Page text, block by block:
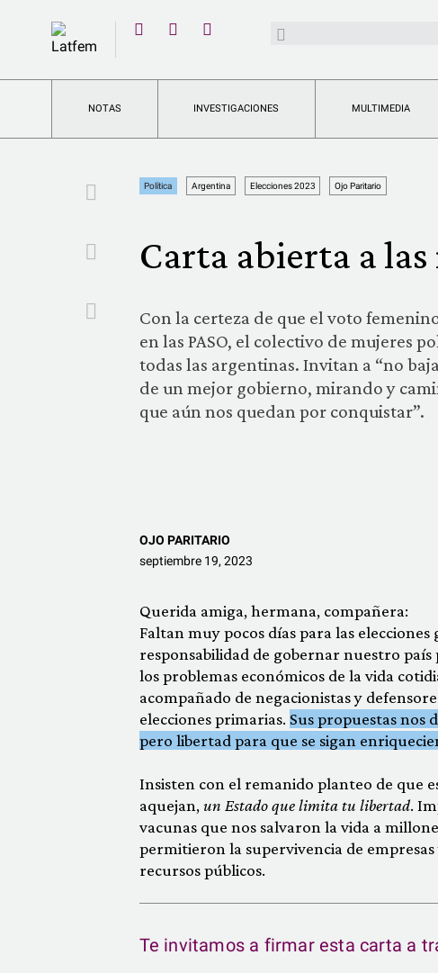
YouTubeBuscar:
NOTAS INVESTIGACIONES MULTIMEDIA
Facebook
Twitter
Email
Política Argentina Elecciones 2023 Ojo Paritario
Carta abierta a
Con la certeza de que el voto
en las PASO, el colectivo de mujeres
todas las argentinas. Invitan a “no
de un mejor gobierno, mirando y
que aún nos quedan por conquistar”.
OJO PARITARIO
septiembre 19, 2023
Querida amiga, hermana, compañera:
Faltan muy pocos días para las
responsabilidad de gobernar nuestro
los problemas económicos de la vida
acompañado de negacionistas y
elecciones primarias. Sus propuestas nos
pero libertad para que se sigan
Insisten con el remanido planteo de que
aquejan, un Estado que limita tu libertad.
vacunas que nos salvaron la vida a
permitieron la supervivencia de
recursos públicos.
Te invitamos a firmar esta carta a